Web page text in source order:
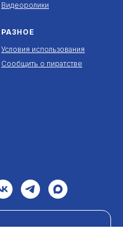
Видеоролики
РАЗНОЕ
Условия использования
Сообщить о пиратстве